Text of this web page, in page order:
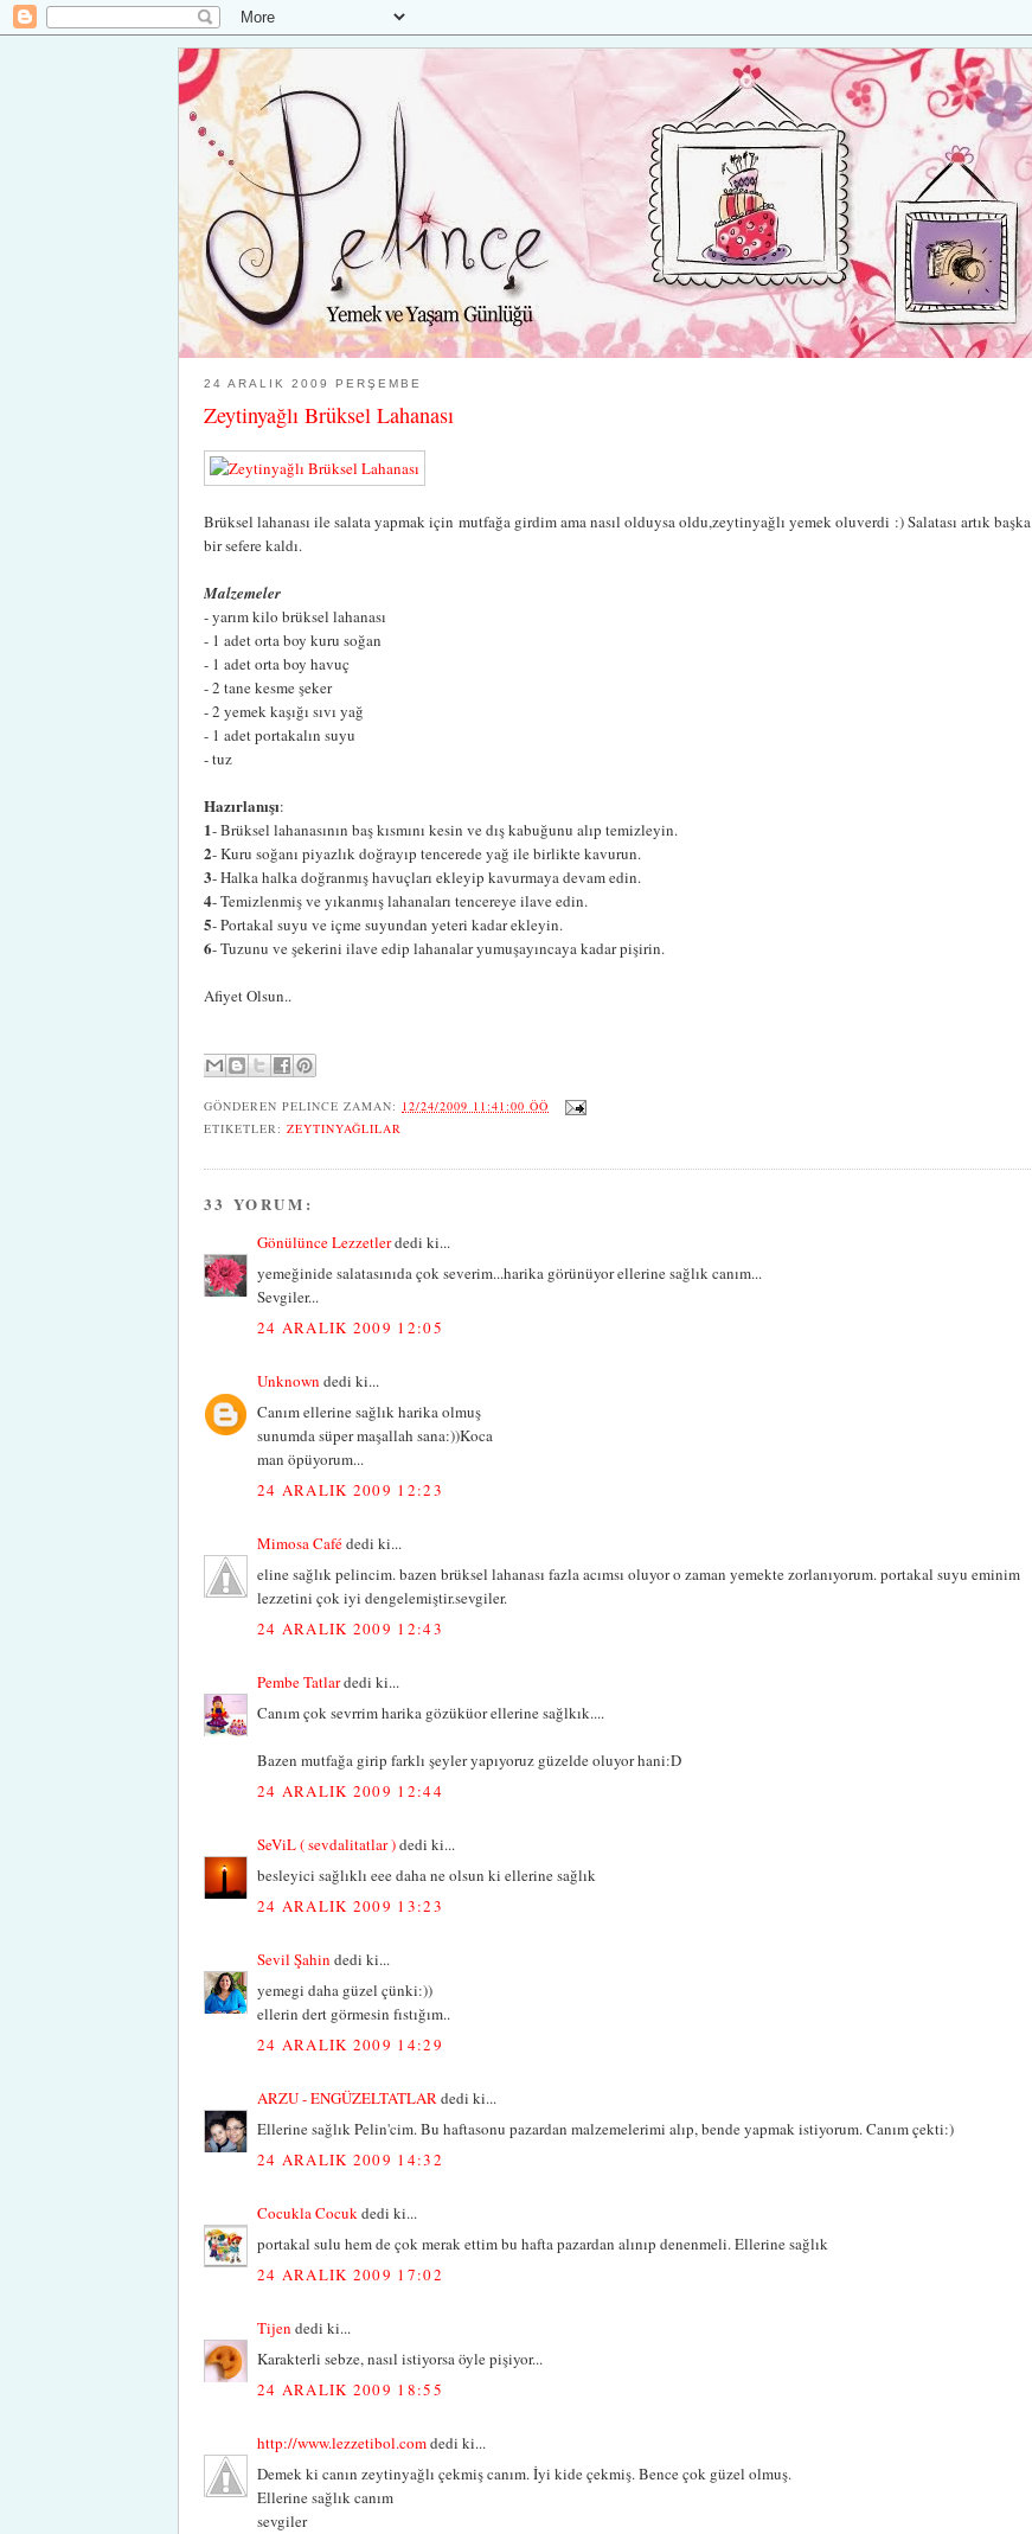
24 ARALIK 2009 PERŞEMBE
Zeytinyağlı Brüksel Lahanası
Brüksel lahanası ile salata yapmak için mutfağa girdim ama nasıl olduysa oldu,zeytinyağlı yemek oluverdi :) Salatası artık başka
bir sefere kaldı.
Malzemeler
- yarım kilo brüksel lahanası
- 1 adet orta boy kuru soğan
- 1 adet orta boy havuç
- 2 tane kesme şeker
- 2 yemek kaşığı sıvı yağ
- 1 adet portakalın suyu
- tuz
Hazırlanışı:
1- Brüksel lahanasının baş kısmını kesin ve dış kabuğunu alıp temizleyin.
2- Kuru soğanı piyazlık doğrayıp tencerede yağ ile birlikte kavurun.
3- Halka halka doğranmış havuçları ekleyip kavurmaya devam edin.
4- Temizlenmiş ve yıkanmış lahanaları tencereye ilave edin.
5- Portakal suyu ve içme suyundan yeteri kadar ekleyin.
6- Tuzunu ve şekerini ilave edip lahanalar yumuşayıncaya kadar pişirin.
Afiyet Olsun..
GÖNDEREN PELINCE ZAMAN: 12/24/2009 11:41:00 ÖÖ
ETIKETLER: ZEYTINYAĞLILAR
33 YORUM:
Gönülünce Lezzetlerdedi ki...
yemeğinide salatasınıda çok severim...harika görünüyor ellerine sağlık canım...
Sevgiler...
24 ARALIK 2009 12:05
Unknown dedi ki...
Canım ellerine sağlık harika olmuş
sunumda süper maşallah sana:))Koca
man öpüyorum...
24 ARALIK 2009 12:23
Mimosa Cafédedi ki...
eline sağlık pelincim. bazen brüksel lahanası fazla acımsı oluyor o zaman yemekte zorlanıyorum. portakal suyu eminim
lezzetini çok iyi dengelemiştir.sevgiler.
24 ARALIK 2009 12:43
Pembe Tatlardedi ki...
Canım çok sevrrim harika gözüküor ellerine sağlkık....
Bazen mutfağa girip farklı şeyler yapıyoruz güzelde oluyor hani:D
24 ARALIK 2009 12:44
SeViL ( sevdalitatlar )dedi ki...
besleyici sağlıklı eee daha ne olsun ki ellerine sağlık
24 ARALIK 2009 13:23
Sevil Şahin dedi ki...
yemegi daha güzel çünki:))
ellerin dert görmesin fıstığım..
24 ARALIK 2009 14:29
ARZU - ENGÜZELTATLAR dedi ki...
Ellerine sağlık Pelin'cim. Bu haftasonu pazardan malzemelerimi alıp, bende yapmak istiyorum. Canım çekti:)
24 ARALIK 2009 14:32
Cocukla Cocuk dedi ki...
portakal sulu hem de çok merak ettim bu hafta pazardan alınıp denenmeli. Ellerine sağlık
24 ARALIK 2009 17:02
Tijen dedi ki...
Karakterli sebze, nasıl istiyorsa öyle pişiyor...
24 ARALIK 2009 18:55
http://www.lezzetibol.comdedi ki...
Demek ki canın zeytinyağlı çekmiş canım. İyi kide çekmiş. Bence çok güzel olmuş.
Ellerine sağlık canım
sevgiler